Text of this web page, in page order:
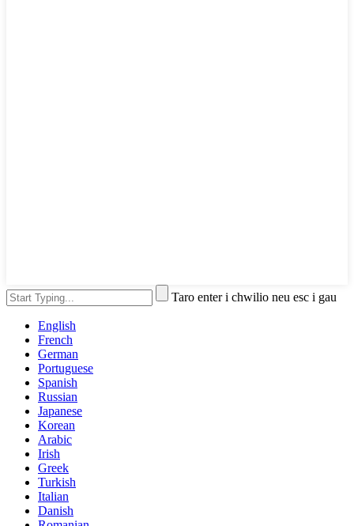
Taro enter i chwilio neu esc i gau
English
French
German
Portuguese
Spanish
Russian
Japanese
Korean
Arabic
Irish
Greek
Turkish
Italian
Danish